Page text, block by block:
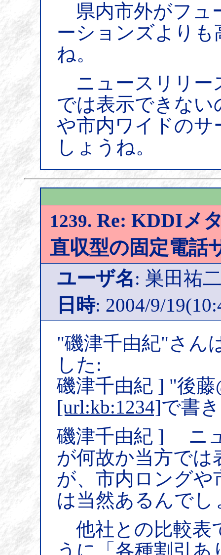
県内市外がフュ
ーションズより
ね。
ニュースリリー
では表示できな
や市内ワイドの
しょうね。
1239. Re: KDDIメ
直収型の固定電話
ユーザ名: 巣田祐
日時: 2004/9/
"磯津千由紀"さん
した:
磯津千由紀 ] "後
[url:kb:1234]で書
磯津千由紀 ] ニ
が何故か当方で
が、市内ロング
は当然あるんでし
他社との比較表
うに「各種割引